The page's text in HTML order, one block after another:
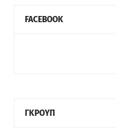
FACEBOOK
ΓΚΡΟΥΠ